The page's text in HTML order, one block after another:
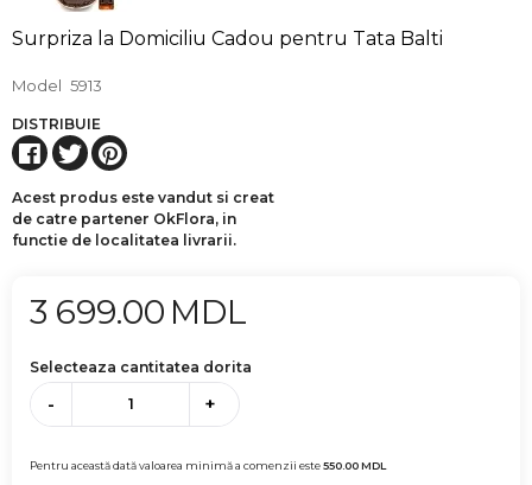
Surpriza la Domiciliu Cadou pentru Tata Balti
Model 5913
DISTRIBUIE
Acest produs este vandut si creat
de catre partener OkFlora, in
functie de localitatea livrarii.
3 699.00 MDL
Selecteaza cantitatea dorita
- +
Pentru această dată valoarea minimă a comenzii este550.00MDL